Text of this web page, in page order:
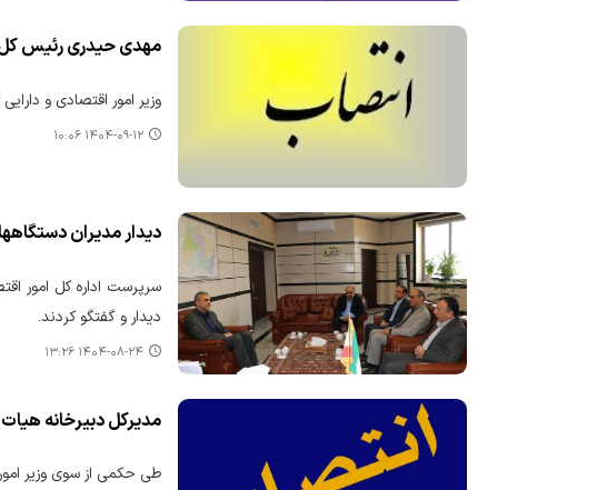
مهدی حیدری رئیس کل
وزیر امور اقتصادی و
۱۴۰۴-۰۹-۱۲ ۱۰:۰۶
دیدار مدیران
سرپرست اداره کل امور
دیدار و گفتگو کردند.
۱۴۰۴-۰۸-۲۴ ۱۳:۲۶
مدیرکل دبیرخانه
طی حکمی از سوی وزیر